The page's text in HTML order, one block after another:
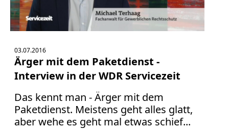
03.07.2016
Ärger mit dem Paketdienst -
Interview in der WDR Servicezeit
Das kennt man - Ärger mit dem
Paketdienst. Meistens geht alles glatt,
aber wehe es geht mal etwas schief...